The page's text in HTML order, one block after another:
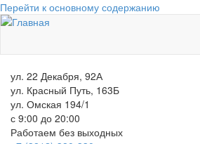
Перейти к основному содержанию
ул. 22 Декабря, 92А
ул. Красный Путь, 163Б
ул. Омская 194/1
с 9:00 до 20:00
Работаем без выходных